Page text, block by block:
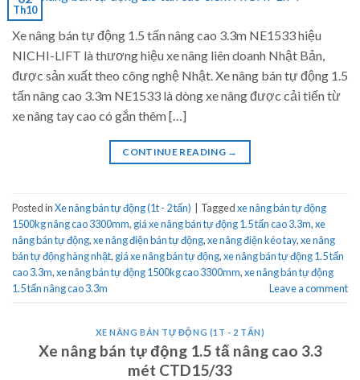
Th10
Xe nâng bán tự động 1.5 tấn nâng cao 3.3m NE1533 hiệu
NICHI-LIFT là thương hiệu xe nâng liên doanh Nhật Bản,
được sản xuất theo công nghệ Nhật. Xe nâng bán tự động 1.5
tấn nâng cao 3.3m NE1533 là dòng xe nâng được cải tiến từ
xe nâng tay cao có gắn thêm […]
CONTINUE READING →
Posted inXe nâng bán tự động (1t - 2 tấn) | Taggedxe nâng bán tự động
1500kg nâng cao 3300mm, giá xe nâng bán tự động 1.5 tấn cao 3.3m,xe
nâng bán tự động,xe nâng điện bán tự động,xe nâng điện kéo tay,xe nâng
bán tự động hàng nhật, giá xe nâng bán tự động,xe nâng bán tự động 1.5 tấn
cao 3.3m,xe nâng bán tự động 1500kg cao 3300mm,xe nâng bán tự động
1.5 tấn nâng cao 3.3m
Leave a comment
XE NÂNG BÁN TỰ ĐỘNG (1T - 2 TẤN)
Xe nâng bán tự động 1.5 tấ nâng cao 3.3
mét CTD15/33